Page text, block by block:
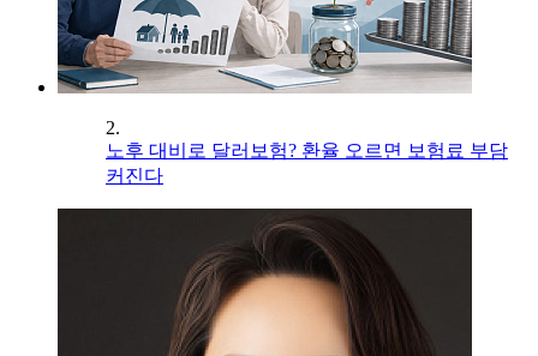
2.
노후 대비로 달러보험? 환율 오르면 보험료 부담
커진다